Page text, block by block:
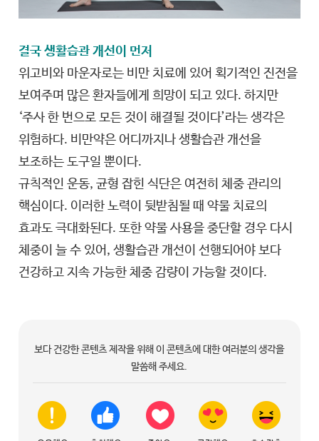
결국 생활습관 개선이 먼저
위고비와 마운자로는 비만 치료에 있어 획기적인 진전을
보여주며 많은 환자들에게 희망이 되고 있다. 하지만
‘주사 한 번으로 모든 것이 해결될 것이다’라는 생각은
위험하다. 비만약은 어디까지나 생활습관 개선을
보조하는 도구일 뿐이다.
규칙적인 운동, 균형 잡힌 식단은 여전히 체중 관리의
핵심이다. 이러한 노력이 뒷받침될 때 약물 치료의
효과도 극대화된다. 또한 약물 사용을 중단할 경우 다시
체중이 늘 수 있어, 생활습관 개선이 선행되어야 보다
건강하고 지속 가능한 체중 감량이 가능할 것이다.
보다 건강한 콘텐츠 제작을 위해 이 콘텐츠에 대한 여러분의 생각을
말씀해 주세요.